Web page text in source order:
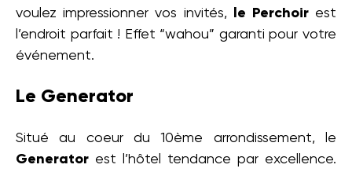
voulez impressionner vos invités,
le Perchoirest
l’endroit parfait ! Effet “wahou” garanti pour votre
événement.
Le Generator
Situé au coeur du 10ème arrondissement, le
Generator est l’hôtel tendance par excellence.